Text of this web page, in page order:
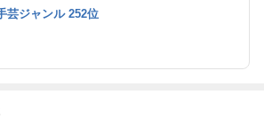
作品制作・本の挿絵・お花のＨＯＷ ＴＯ本
フト、クレイケーキ、押花、のお稽古サロ
芸ジャンル 252位